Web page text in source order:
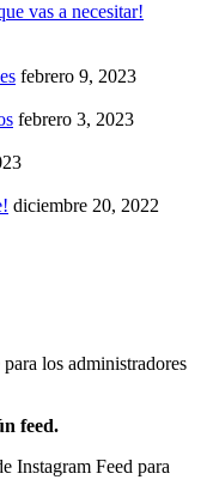
vas a necesitar!
febrero 9, 2023
febrero 3, 2023
diciembre 20, 2022
los administradores
feed.
Instagram Feed para